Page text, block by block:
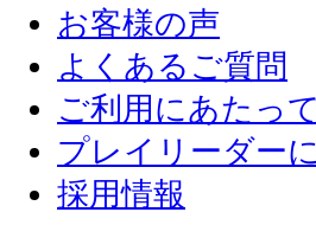
お客様の声
よくあるご質問
ご利用にあたっ
プレイリーダー
採用情報